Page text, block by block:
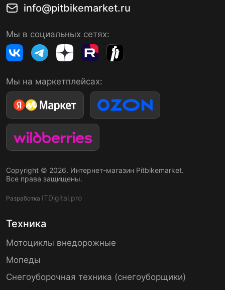
info@pitbikemarket.ru
Мы в социальных сетях:
Мы на маркетплейсах:
Copyright © 2026. Интернет-магазин Pitbikemarket.
Все права защищены.
Разработка ITDigital.pro
Техника
Мотоциклы внедорожные
Мопеды
Снегоуборочная техника (снегоуборщики)